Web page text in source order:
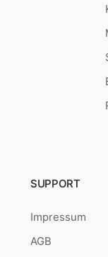
SUPPORT
Impressum
AGB